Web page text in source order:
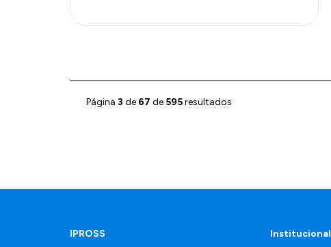
Página 3 de 67 de 595resultados
IPROSS Institucional